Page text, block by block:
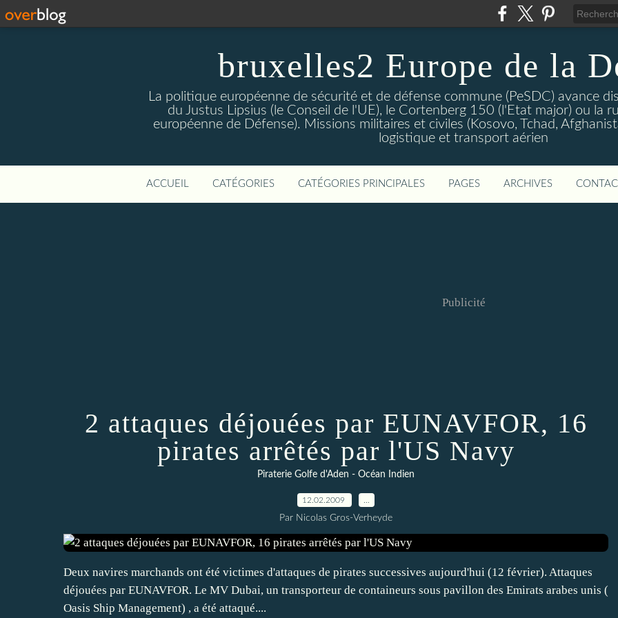
bruxelles2 Europe de la
La politique européenne de sécurité et de défense commune (PeSDC) avance
du Justus Lipsius (le Conseil de l'UE), le Cortenberg 150 (l'Etat major) ou la
européenne de Défense). Missions militaires et civiles (Kosovo, Tchad,
logistique et transport aérien
ACCUEIL CATÉGORIES CATÉGORIES PRINCIPALES PAGES ARCHIVES
Publicité
2 attaques déjouées par EUNAVFOR, 16
pirates arrêtés par l'US Navy
Piraterie Golfe d'Aden - Océan Indien
12.02.2009
Par Nicolas Gros-Verheyde
Deux navires marchands ont été victimes d'attaques de pirates successives aujourd'hui (12 février). Attaques
déjouées par EUNAVFOR. Le MV Dubai, un transporteur de containeurs sous pavillon des Emirats arabes unis (
Oasis Ship Management) , a été attaqué....